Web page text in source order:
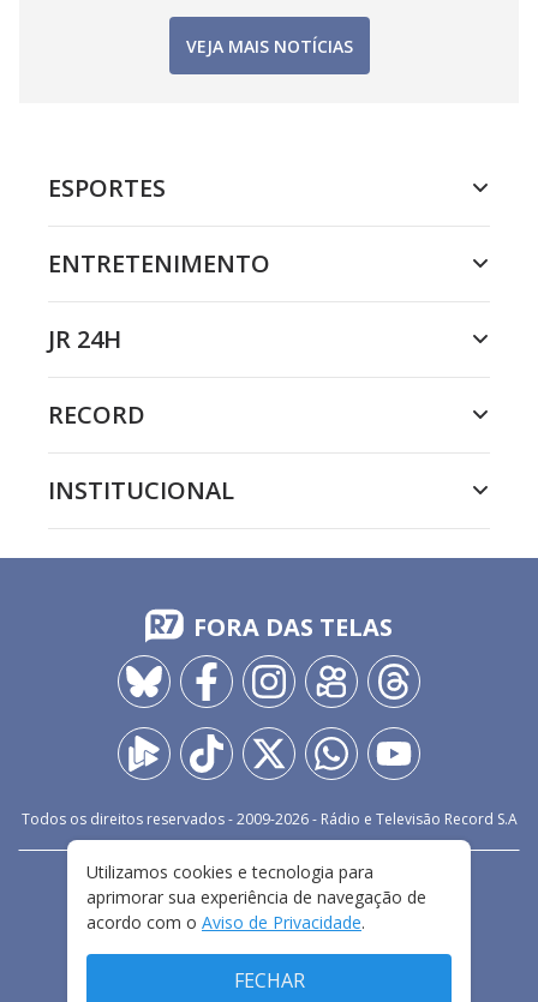
VEJA MAIS NOTÍCIAS
ESPORTES
ENTRETENIMENTO
JR 24H
RECORD
INSTITUCIONAL
FORA DAS TELAS
Todos os direitos reservados - 2009-2026- Rádio e Televisão Record S.A
FALE CONOSCO
PRIVACIDADE
TERMOS E CONDIÇÕES DE USO
Utilizamos cookies e tecnologia para
aprimorar sua experiência de navegação de
acordo com o Aviso de Privacidade.
FECHAR